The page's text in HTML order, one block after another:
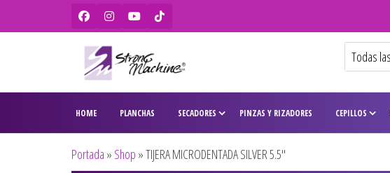
Strong
Machine –
BaBylissPRO
– WAHL –
planchas,
rizadores,
maquinas
HOME PLANCHAS SECADORES PINZAS Y RIZADORES CEPILLOS
Portada » Shop »TIJERA MICRODENTADA SILVER 5.5″